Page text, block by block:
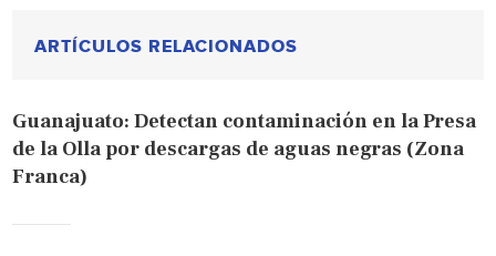
ARTÍCULOS RELACIONADOS
Guanajuato: Detectan contaminación en la Presa
de la Olla por descargas de aguas negras (Zona
Franca)